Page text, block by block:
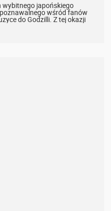
wybitnego japońskiego
wśród fanów
do Godzilli. Z tej okazji